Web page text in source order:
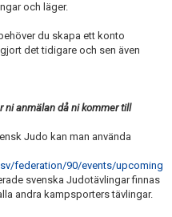
och läger.
du skapa ett konto
det tidigare och sen även
ni anmälan då ni kommer till
Judo kan man använda
federation/90/events/upcoming
svenska Judotävlingar finnas
andra kampsporters tävlingar.